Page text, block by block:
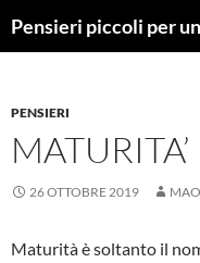
Pensieri piccoli per
PENSIERI
MATURITA’
26 OTTOBRE 2019 MAO
Maturità è soltanto il